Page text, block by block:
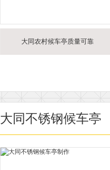
大同农村候车亭质量可靠
大同不锈钢候车亭